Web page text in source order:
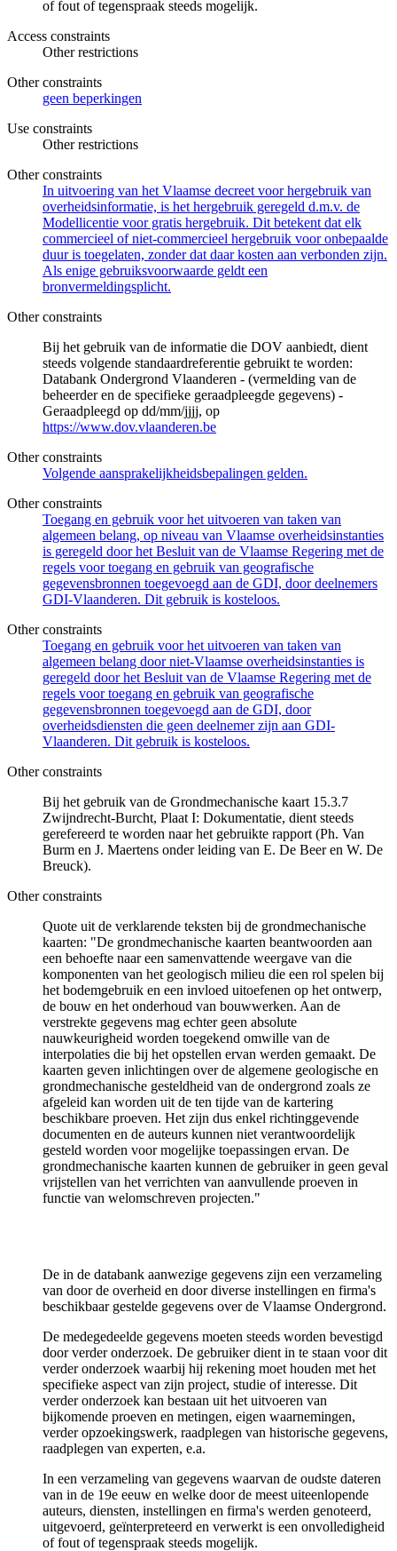
of fout of tegenspraak steeds mogelijk.
Access constraints
Other restrictions
Other constraints
geen beperkingen
Use constraints
Other restrictions
Other constraints
In uitvoering van het Vlaamse decreet voor hergebruik van
overheidsinformatie, is het hergebruik geregeld d.m.v. de
Modellicentie voor gratis hergebruik. Dit betekent dat elk
commercieel of niet-commercieel hergebruik voor onbepaalde
duur is toegelaten, zonder dat daar kosten aan verbonden zijn.
Als enige gebruiksvoorwaarde geldt een
bronvermeldingsplicht.
Other constraints
Bij het gebruik van de informatie die DOV aanbiedt, dient
steeds volgende standaardreferentie gebruikt te worden:
Databank Ondergrond Vlaanderen - (vermelding van de
beheerder en de specifieke geraadpleegde gegevens) -
Geraadpleegd op dd/mm/jjjj, op
https://www.dov.vlaanderen.be
Other constraints
Volgende aansprakelijkheidsbepalingen gelden.
Other constraints
Toegang en gebruik voor het uitvoeren van taken van
algemeen belang, op niveau van Vlaamse overheidsinstanties
is geregeld door het Besluit van de Vlaamse Regering met de
regels voor toegang en gebruik van geografische
gegevensbronnen toegevoegd aan de GDI, door deelnemers
GDI-Vlaanderen. Dit gebruik is kosteloos.
Other constraints
Toegang en gebruik voor het uitvoeren van taken van
algemeen belang door niet-Vlaamse overheidsinstanties is
geregeld door het Besluit van de Vlaamse Regering met de
regels voor toegang en gebruik van geografische
gegevensbronnen toegevoegd aan de GDI, door
overheidsdiensten die geen deelnemer zijn aan GDI-
Vlaanderen. Dit gebruik is kosteloos.
Other constraints
Bij het gebruik van de Grondmechanische kaart 15.3.7
Zwijndrecht-Burcht, Plaat I: Dokumentatie, dient steeds
gerefereerd te worden naar het gebruikte rapport (Ph. Van
Burm en J. Maertens onder leiding van E. De Beer en W. De
Breuck).
Other constraints
Quote uit de verklarende teksten bij de grondmechanische
kaarten: "De grondmechanische kaarten beantwoorden aan
een behoefte naar een samenvattende weergave van die
komponenten van het geologisch milieu die een rol spelen bij
het bodemgebruik en een invloed uitoefenen op het ontwerp,
de bouw en het onderhoud van bouwwerken. Aan de
verstrekte gegevens mag echter geen absolute
nauwkeurigheid worden toegekend omwille van de
interpolaties die bij het opstellen ervan werden gemaakt. De
kaarten geven inlichtingen over de algemene geologische en
grondmechanische gesteldheid van de ondergrond zoals ze
afgeleid kan worden uit de ten tijde van de kartering
beschikbare proeven. Het zijn dus enkel richtinggevende
documenten en de auteurs kunnen niet verantwoordelijk
gesteld worden voor mogelijke toepassingen ervan. De
grondmechanische kaarten kunnen de gebruiker in geen geval
vrijstellen van het verrichten van aanvullende proeven in
functie van welomschreven projecten."
De in de databank aanwezige gegevens zijn een verzameling
van door de overheid en door diverse instellingen en firma's
beschikbaar gestelde gegevens over de Vlaamse Ondergrond.
De medegedeelde gegevens moeten steeds worden bevestigd
door verder onderzoek. De gebruiker dient in te staan voor dit
verder onderzoek waarbij hij rekening moet houden met het
specifieke aspect van zijn project, studie of interesse. Dit
verder onderzoek kan bestaan uit het uitvoeren van
bijkomende proeven en metingen, eigen waarnemingen,
verder opzoekingswerk, raadplegen van historische gegevens,
raadplegen van experten, e.a.
In een verzameling van gegevens waarvan de oudste dateren
van in de 19e eeuw en welke door de meest uiteenlopende
auteurs, diensten, instellingen en firma's werden genoteerd,
uitgevoerd, geïnterpreteerd en verwerkt is een onvolledigheid
of fout of tegenspraak steeds mogelijk.